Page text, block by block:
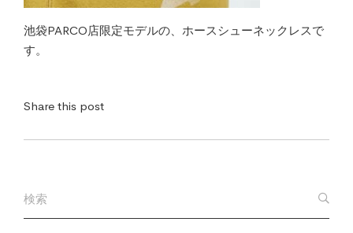
池袋PARCO店限定モデルの、ホースシューネックレスで
す。
Share this post